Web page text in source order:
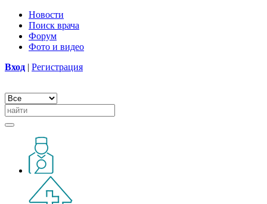
Новости
Поиск врача
Форум
Фото и видео
Вход | Регистрация